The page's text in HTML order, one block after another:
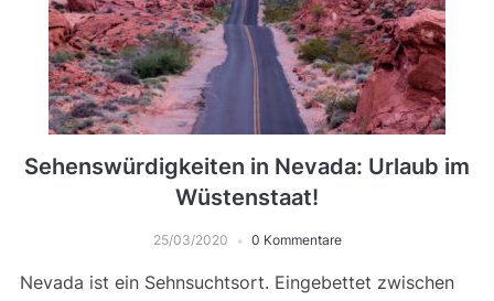
Sehenswürdigkeiten in Nevada: Urlaub im
Wüstenstaat!
25/03/2020 0 Kommentare
Nevada ist ein Sehnsuchtsort. Eingebettet zwischen